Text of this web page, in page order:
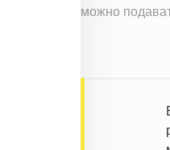
можно